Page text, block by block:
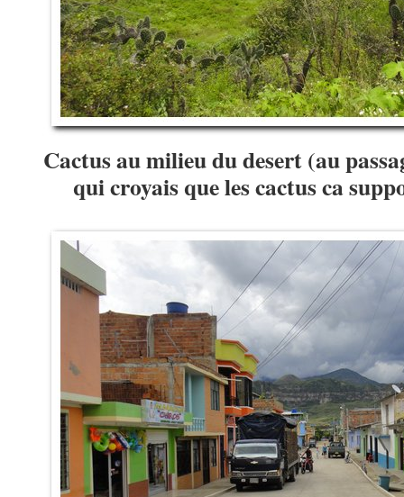
Cactus au milieu du desert (au
qui croyais que les cactus ca